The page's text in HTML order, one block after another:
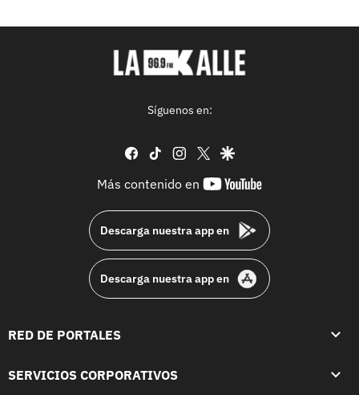
Síguenos en:
facebook
tiktok instagram
twittergoogle
Más contenido en
youtube-
Descarga nuestra app en
Descarga nuestra app en
RED DE PORTALES
SERVICIOS CORPORATIVOS